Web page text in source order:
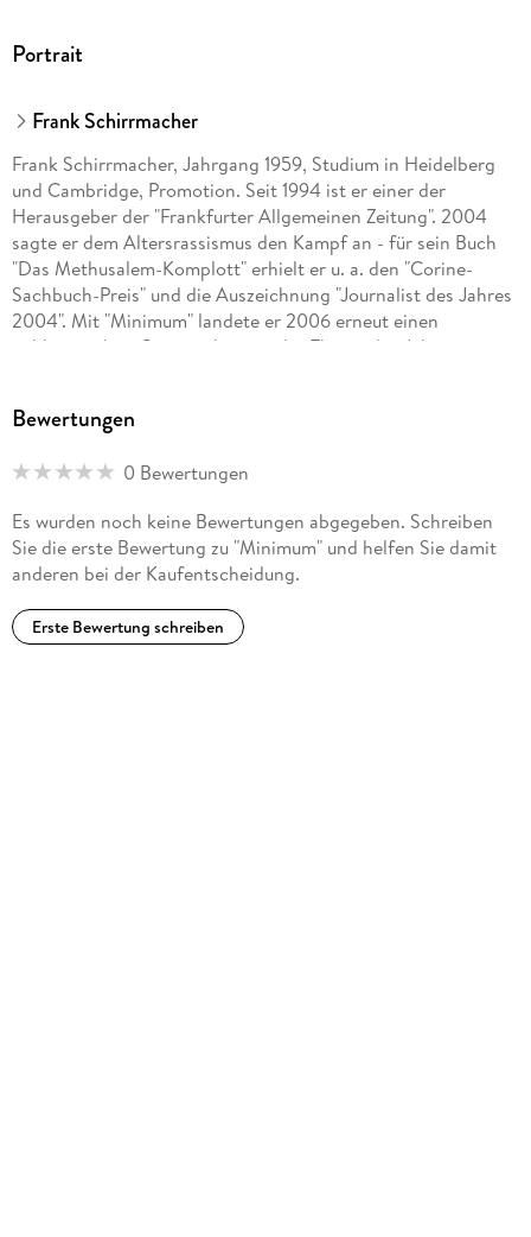
4;Schicksalsgemeinschaft;24 5;Rollenspiele;41 5.1;Wer rettet
wen?;41 5.2;Wer beschuldigt wen?;53 5.3;Wer benachteiligt
wen?;65 5.4;Wer entmutigt wen?;73 5.5;Wer heiratet wen?;87
5.6;Wer spielt wen?;96 5.7;Wer informiert wen?;111 5.8;Wer
trägt wen?;116 5.9;Wer vernetzt wen?;127 6;Die Frauen;133
7;Erbengemeinschaft;159 8;Anmerkungen;166
9;Literaturverzeichnis;177 10;Danksagung;184
11;Personenregister;185
Portrait
Frank Schirrmacher
Frank Schirrmacher, Jahrgang 1959, Studium in Heidelberg
und Cambridge, Promotion. Seit 1994 ist er einer der
Herausgeber der "Frankfurter Allgemeinen Zeitung". 2004
sagte er dem Altersrassismus den Kampf an - für sein Buch
"Das Methusalem-Komplott" erhielt er u. a. den "Corine-
Sachbuch-Preis" und die Auszeichnung "Journalist des Jahres
2004". Mit "Minimum" landete er 2006 erneut einen
publizistischen Coup und setzte das Thema des Jahres.
"Ludwig-Börne-Preis" ausgezeichnet. Frank Schirrmacher lebt
Bewertungen
0 Bewertungen
Es wurden noch keine Bewertungen abgegeben. Schreiben
Sie die erste Bewertung zu "Minimum" und helfen Sie damit
anderen bei der Kaufentscheidung.
Erste Bewertung schreiben